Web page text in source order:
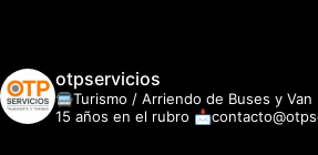
otpservicios
🚍Turismo / Arriendo de Buses y Van
15 años en el rubro